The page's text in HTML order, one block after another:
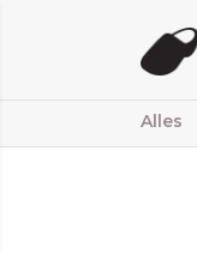
Alles